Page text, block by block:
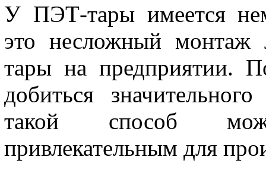
У ПЭТ-тары имеется
это несложный монтаж
тары на предприятии.
добиться
такой способ
привлекательным для